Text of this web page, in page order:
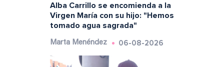
Alba Carrillo se encomienda a la
Virgen María con su hijo: "Hemos
tomado agua sagrada"
Marta Menéndez 06-08-2026